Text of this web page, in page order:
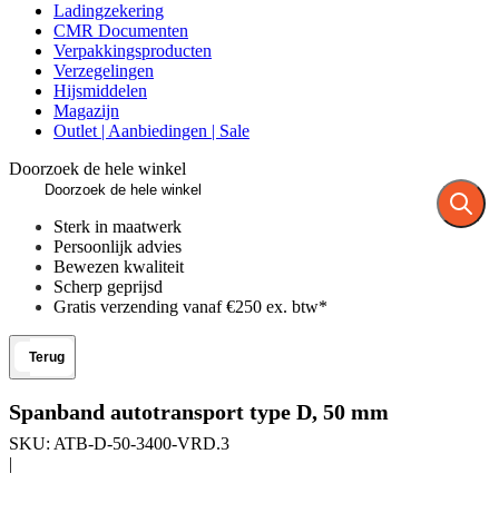
Ladingzekering
CMR Documenten
Verpakkingsproducten
Verzegelingen
Hijsmiddelen
Magazijn
Outlet | Aanbiedingen | Sale
Doorzoek de hele winkel
Sterk in maatwerk
Persoonlijk advies
Bewezen kwaliteit
Scherp geprijsd
Gratis verzending vanaf €250 ex. btw*
Terug
Spanband autotransport type D, 50 mm
SKU: ATB-D-50-3400-VRD.3
|